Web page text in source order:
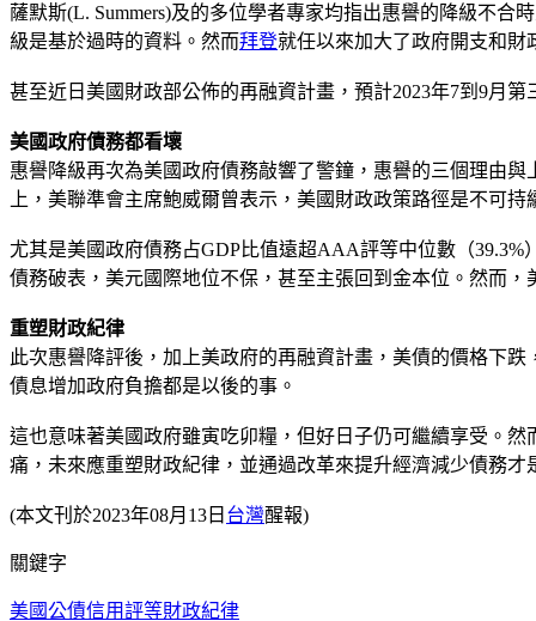
薩默斯(L. Summers)及的多位學者專家均指出惠譽的降級不
級是基於過時的資料。然而拜登就任以來加大了政府開支和財
甚至近日美國財政部公佈的再融資計畫，預計2023年7到9月
美國政府債務都看壞
惠譽降級再次為美國政府債務敲響了警鐘，惠譽的三個理由
上，美聯準會主席鮑威爾曾表示，美國財政政策路徑是不可持
尤其是美國政府債務占GDP比值遠超AAA評等中位數（
債務破表，美元國際地位不保，甚至主張回到金本位。然而
重塑財政紀律
此次惠譽降評後，加上美政府的再融資計畫，美債的價格下
債息增加政府負擔都是以後的事。
這也意味著美國政府雖寅吃卯糧，但好日子仍可繼續享受。
痛，未來應重塑財政紀律，並通過改革來提升經濟減少債務
(本文刊於2023年08月13日 台灣醒報)
關鍵字
美國公債信用評等財政紀律